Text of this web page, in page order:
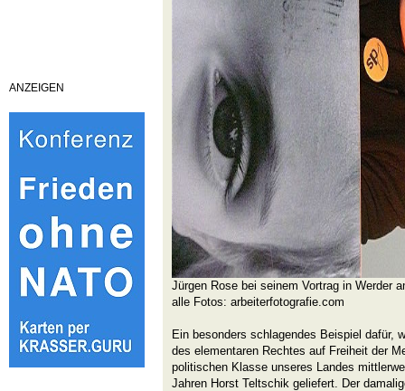
ANZEIGEN
Jürgen Rose bei seinem Vortrag in Werder
alle Fotos: arbeiterfotografie.com
Ein besonders schlagendes Beispiel dafür,
des elementaren Rechtes auf Freiheit der
politischen Klasse unseres Landes
Jahren Horst Teltschik geliefert. Der